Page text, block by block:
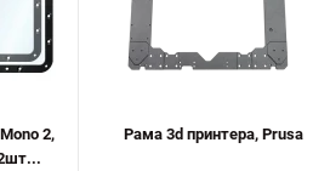
2,
Рама 3d принтера, Prusa